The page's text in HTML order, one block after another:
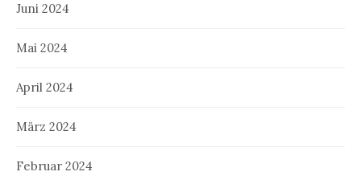
Juni 2024
Mai 2024
April 2024
März 2024
Februar 2024